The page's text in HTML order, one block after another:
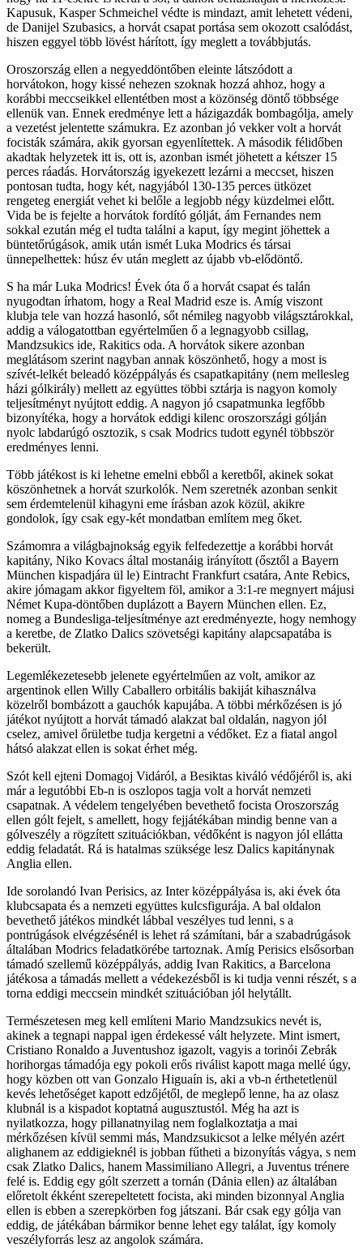
Kapusuk, Kasper Schmeichel védte is mindazt, amit lehetett védeni,
de Danijel Szubasics, a horvát csapat portása sem okozott csalódást,
hiszen eggyel több lövést hárított, így meglett a továbbjutás.
Oroszország ellen a negyeddöntőben eleinte látszódott a
horvátokon, hogy kissé nehezen szoknak hozzá ahhoz, hogy a
korábbi meccseikkel ellentétben most a közönség döntő többsége
ellenük van. Ennek eredménye lett a házigazdák bombagólja, amely
a vezetést jelentette számukra. Ez azonban jó vekker volt a horvát
focisták számára, akik gyorsan egyenlítettek. A második félidőben
akadtak helyzetek itt is, ott is, azonban ismét jöhetett a kétszer 15
perces ráadás. Horvátország igyekezett lezárni a meccset, hiszen
pontosan tudta, hogy két, nagyjából 130-135 perces ütközet
rengeteg energiát vehet ki belőle a legjobb négy küzdelmei előtt.
Vida be is fejelte a horvátok fordító gólját, ám Fernandes nem
sokkal ezután még el tudta találni a kaput, így megint jöhettek a
büntetőrúgások, amik után ismét Luka Modrics és társai
ünnepelhettek: húsz év után meglett az újabb vb-elődöntő.
S ha már Luka Modrics! Évek óta ő a horvát csapat és talán
nyugodtan írhatom, hogy a Real Madrid esze is. Amíg viszont
klubja tele van hozzá hasonló, sőt némileg nagyobb világsztárokkal,
addig a válogatottban egyértelműen ő a legnagyobb csillag,
Mandzsukics ide, Rakitics oda. A horvátok sikere azonban
meglátásom szerint nagyban annak köszönhető, hogy a most is
szívét-lelkét beleadó középpályás és csapatkapitány (nem mellesleg
házi gólkirály) mellett az együttes többi sztárja is nagyon komoly
teljesítményt nyújtott eddig. A nagyon jó csapatmunka legfőbb
bizonyítéka, hogy a horvátok eddigi kilenc oroszországi gólján
nyolc labdarúgó osztozik, s csak Modrics tudott egynél többször
eredményes lenni.
Több játékost is ki lehetne emelni ebből a keretből, akinek sokat
köszönhetnek a horvát szurkolók. Nem szeretnék azonban senkit
sem érdemtelenül kihagyni eme írásban azok közül, akikre
gondolok, így csak egy-két mondatban említem meg őket.
Számomra a világbajnokság egyik felfedezettje a korábbi horvát
kapitány, Niko Kovacs által mostanáig irányított (ősztől a Bayern
München kispadjára ül le) Eintracht Frankfurt csatára, Ante Rebics,
akire jómagam akkor figyeltem föl, amikor a 3:1-re megnyert májusi
Német Kupa-döntőben duplázott a Bayern München ellen. Ez,
nomeg a Bundesliga-teljesítménye azt eredményezte, hogy nemhogy
a keretbe, de Zlatko Dalics szövetségi kapitány alapcsapatába is
bekerült.
Legemlékezetesebb jelenete egyértelműen az volt, amikor az
argentinok ellen Willy Caballero orbitális bakiját kihasználva
közelről bombázott a gauchók kapujába. A többi mérkőzésen is jó
játékot nyújtott a horvát támadó alakzat bal oldalán, nagyon jól
cselez, amivel őrületbe tudja kergetni a védőket. Ez a fiatal angol
hátsó alakzat ellen is sokat érhet még.
Szót kell ejteni Domagoj Vidáról, a Besiktas kiváló védőjéről is, aki
már a legutóbbi Eb-n is oszlopos tagja volt a horvát nemzeti
csapatnak. A védelem tengelyében bevethető focista Oroszország
ellen gólt fejelt, s amellett, hogy fejjátékában mindig benne van a
gólveszély a rögzített szituációkban, védőként is nagyon jól ellátta
eddig feladatát. Rá is hatalmas szüksége lesz Dalics kapitánynak
Anglia ellen.
Ide sorolandó Ivan Perisics, az Inter középpályása is, aki évek óta
klubcsapata és a nemzeti együttes kulcsfigurája. A bal oldalon
bevethető játékos mindkét lábbal veszélyes tud lenni, s a
pontrúgások elvégzésénél is lehet rá számítani, bár a szabadrúgások
általában Modrics feladatkörébe tartoznak. Amíg Perisics elsősorban
támadó szellemű középpályás, addig Ivan Rakitics, a Barcelona
játékosa a támadás mellett a védekezésből is ki tudja venni részét, s a
torna eddigi meccsein mindkét szituációban jól helytállt.
Természetesen meg kell említeni Mario Mandzsukics nevét is,
akinek a tegnapi nappal igen érdekessé vált helyzete. Mint ismert,
Cristiano Ronaldo a Juventushoz igazolt, vagyis a torinói Zebrák
horihorgas támadója egy pokoli erős riválist kapott maga mellé úgy,
hogy közben ott van Gonzalo Higuaín is, aki a vb-n érthetetlenül
kevés lehetőséget kapott edzőjétől, de meglepő lenne, ha az olasz
klubnál is a kispadot koptatná augusztustól. Még ha azt is
nyilatkozza, hogy pillanatnyilag nem foglalkoztatja a mai
mérkőzésen kívül semmi más, Mandzsukicsot a lelke mélyén azért
alighanem az eddigieknél is jobban fűtheti a bizonyítás vágya, s nem
csak Zlatko Dalics, hanem Massimiliano Allegri, a Juventus trénere
felé is. Eddig egy gólt szerzett a tornán (Dánia ellen) az általában
előretolt ékként szerepeltetett focista, aki minden bizonnyal Anglia
ellen is ebben a szerepkörben fog játszani. Bár csak egy gólja van
eddig, de játékában bármikor benne lehet egy találat, így komoly
veszélyforrás lesz az angolok számára.